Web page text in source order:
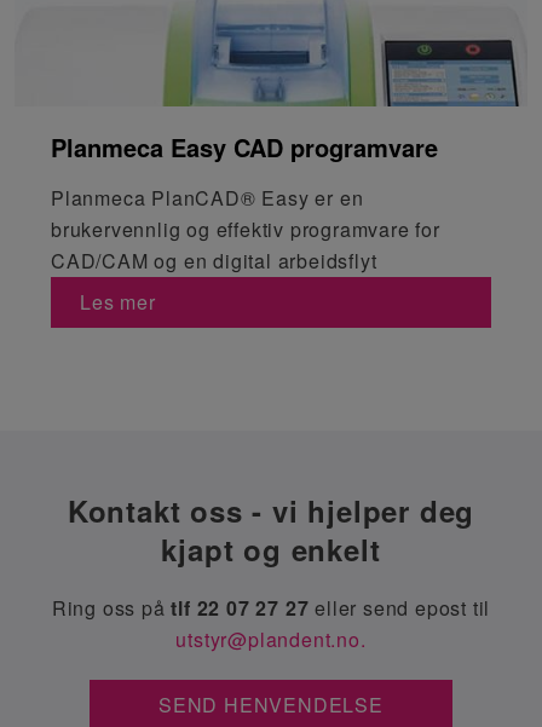
Planmeca Easy CAD programvare
Planmeca PlanCAD® Easy er en
brukervennlig og effektiv programvare for
CAD/CAM og en digital arbeidsflyt
Les mer
Kontakt oss - vi hjelper deg
kjapt og enkelt
Ring oss påtlf 22 07 27 27 eller send epost til
utstyr@plandent.no.
SEND HENVENDELSE